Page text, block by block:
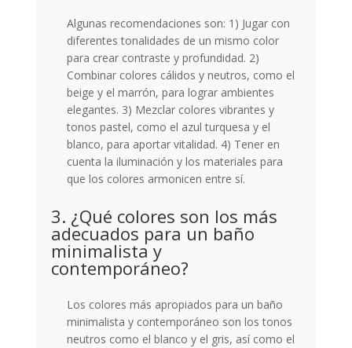
Algunas recomendaciones son: 1) Jugar con
diferentes tonalidades de un mismo color
para crear contraste y profundidad. 2)
Combinar colores cálidos y neutros, como el
beige y el marrón, para lograr ambientes
elegantes. 3) Mezclar colores vibrantes y
tonos pastel, como el azul turquesa y el
blanco, para aportar vitalidad. 4) Tener en
cuenta la iluminación y los materiales para
que los colores armonicen entre sí.
3. ¿Qué colores son los más
adecuados para un baño
minimalista y
contemporáneo?
Los colores más apropiados para un baño
minimalista y contemporáneo son los tonos
neutros como el blanco y el gris, así como el